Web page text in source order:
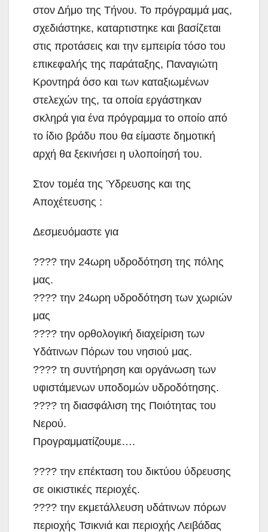
στον Δήμο της Τήνου. Το πρόγραμμά μας,
σχεδιάστηκε, καταρτιστηκε και βασίζεται
στις προτάσεις και την εμπειρία τόσο του
επικεφαλής της παράταξης, Παναγιώτη
Κροντηρά όσο και των καταξιωμένων
στελεχών της, τα οποία εργάστηκαν
σκληρά για ένα πρόγραμμα το οποίο από
το ίδιο βράδυ που θα είμαστε δημοτική
αρχή θα ξεκινήσει η υλοποίησή του.
Στον τομέα της Ύδρευσης και της
Αποχέτευσης :
Δεσμευόμαστε για
???? την 24ωρη υδροδότηση της πόλης
μας.
???? την 24ωρη υδροδότηση των χωριών
μας
???? την ορθολογική διαχείριση των
Υδάτινων Πόρων του νησιού μας.
???? τη συντήρηση και οργάνωση των
υφιστάμενων υποδομών υδροδότησης.
???? τη διασφάλιση της Ποιότητας του
Νερού.
Προγραμματίζουμε….
???? την επέκταση του δικτύου ύδρευσης
σε οικιστικές περιοχές.
???? την εκμετάλλευση υδάτινων πόρων
περιοχής Τσικνιά και περιοχής Λειβάδας